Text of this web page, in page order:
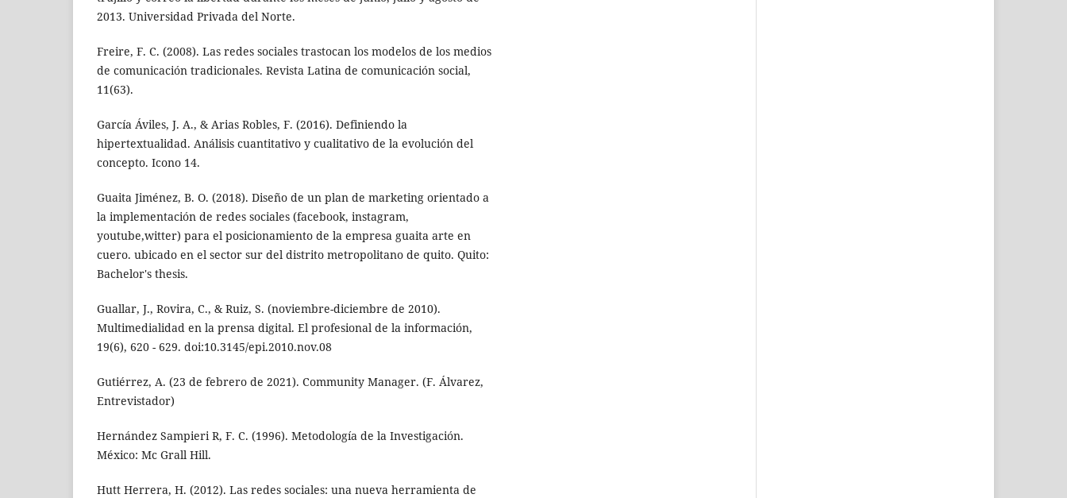
2013. Universidad Privada del Norte.
Freire, F. C. (2008). Las redes sociales trastocan los modelos de los medios
de comunicación tradicionales. Revista Latina de comunicación social,
11(63).
García Áviles, J. A., & Arias Robles, F. (2016). Definiendo la
hipertextualidad. Análisis cuantitativo y cualitativo de la evolución del
concepto. Icono 14.
Guaita Jiménez, B. O. (2018). Diseño de un plan de marketing orientado a
la implementación de redes sociales (facebook, instagram,
youtube,witter) para el posicionamiento de la empresa guaita arte en
cuero. ubicado en el sector sur del distrito metropolitano de quito. Quito:
Bachelor's thesis.
Guallar, J., Rovira, C., & Ruiz, S. (noviembre-diciembre de 2010).
Multimedialidad en la prensa digital. El profesional de la información,
19(6), 620 - 629. doi:10.3145/epi.2010.nov.08
Gutiérrez, A. (23 de febrero de 2021). Community Manager. (F. Álvarez,
Entrevistador)
Hernández Sampieri R, F. C. (1996). Metodología de la Investigación.
México: Mc Grall Hill.
Hutt Herrera, H. (2012). Las redes sociales: una nueva herramienta de